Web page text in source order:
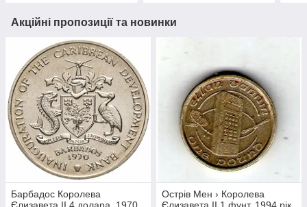
Акційні пропозиції та новинки
Барбадос Королева
Острів Мен › Королева